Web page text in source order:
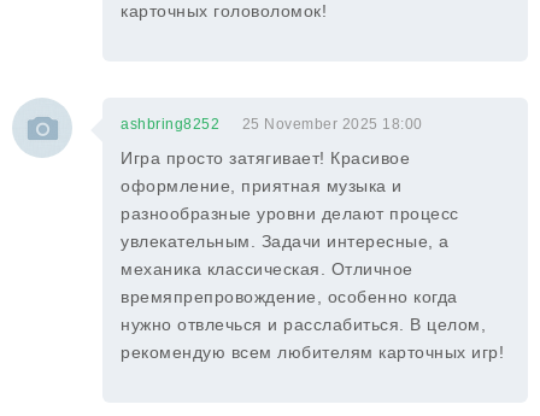
карточных головоломок!
ashbring8252 25 November 2025 18:00
Игра просто затягивает! Красивое
оформление, приятная музыка и
разнообразные уровни делают процесс
увлекательным. Задачи интересные, а
механика классическая. Отличное
времяпрепровождение, особенно когда
нужно отвлечься и расслабиться. В целом,
рекомендую всем любителям карточных игр!